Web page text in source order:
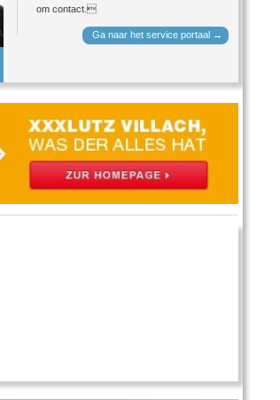
om contact.
Ga naar het service portaal →